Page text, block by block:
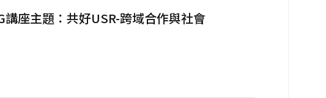
講座主題：共好USR-跨域合作與社會